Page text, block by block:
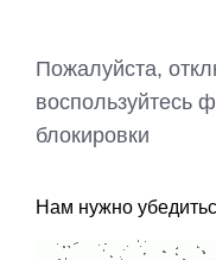
Пожалуйста,
воспользуйтесь
блокировки
Нам нужно